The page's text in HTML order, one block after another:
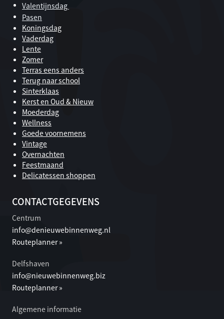
Valentijnsdag
Pasen
Koningsdag
Vaderdag
Lente
Zomer
Terras eens anders
Terug naar school
Sinterklaas
Kerst en Oud & Nieuw
Moederdag
Wellness
Goede voornemens
Vintage
Overnachten
Feestmaand
Delicatessen shoppen
CONTACTGEGEVENS
Centrum
info@denieuwebinnenweg.nl
Routeplanner »
Delfshaven
info@nieuwebinnenweg.biz
Routeplanner »
Algemene informatie